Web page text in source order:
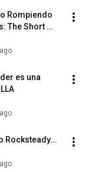
Rompiendo
The Short
es una
Rocksteady...